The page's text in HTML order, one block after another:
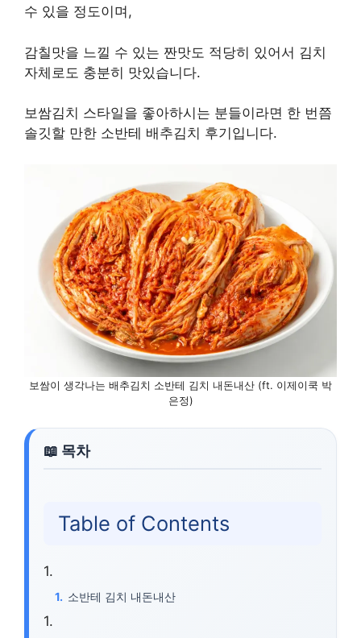
수 있을 정도이며,
감칠맛을 느낄 수 있는 짠맛도 적당히 있어서 김치
자체로도 충분히 맛있습니다.
보쌈김치 스타일을 좋아하시는 분들이라면 한 번쯤
솔깃할 만한 소반테 배추김치 후기입니다.
보쌈이 생각나는 배추김치 소반테 김치 내돈내산 (ft. 이제이쿡 박
은정)
Table of Contents
소반테 김치 내돈내산